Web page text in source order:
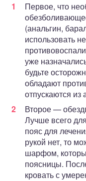
Первое, что
(анальгин,
использовать
уже
будьте
обладают
отпускаются из
Второе —
Лучше всего
пояс для
рукой нет, то
шарфом,
поясницы.
кровать с